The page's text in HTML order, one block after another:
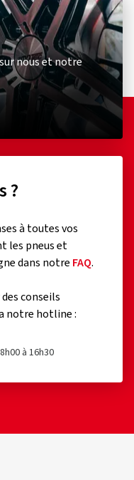
nous et notre
?
à toutes vos
les pneus et
dans notre FAQ.
conseils
notre hotline :
à 16h30